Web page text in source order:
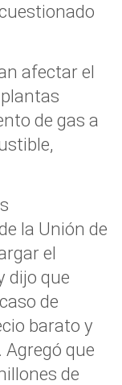
afectar el
de gas a
la Unión de
el
dijo que
de
barato y
Agregó que
de